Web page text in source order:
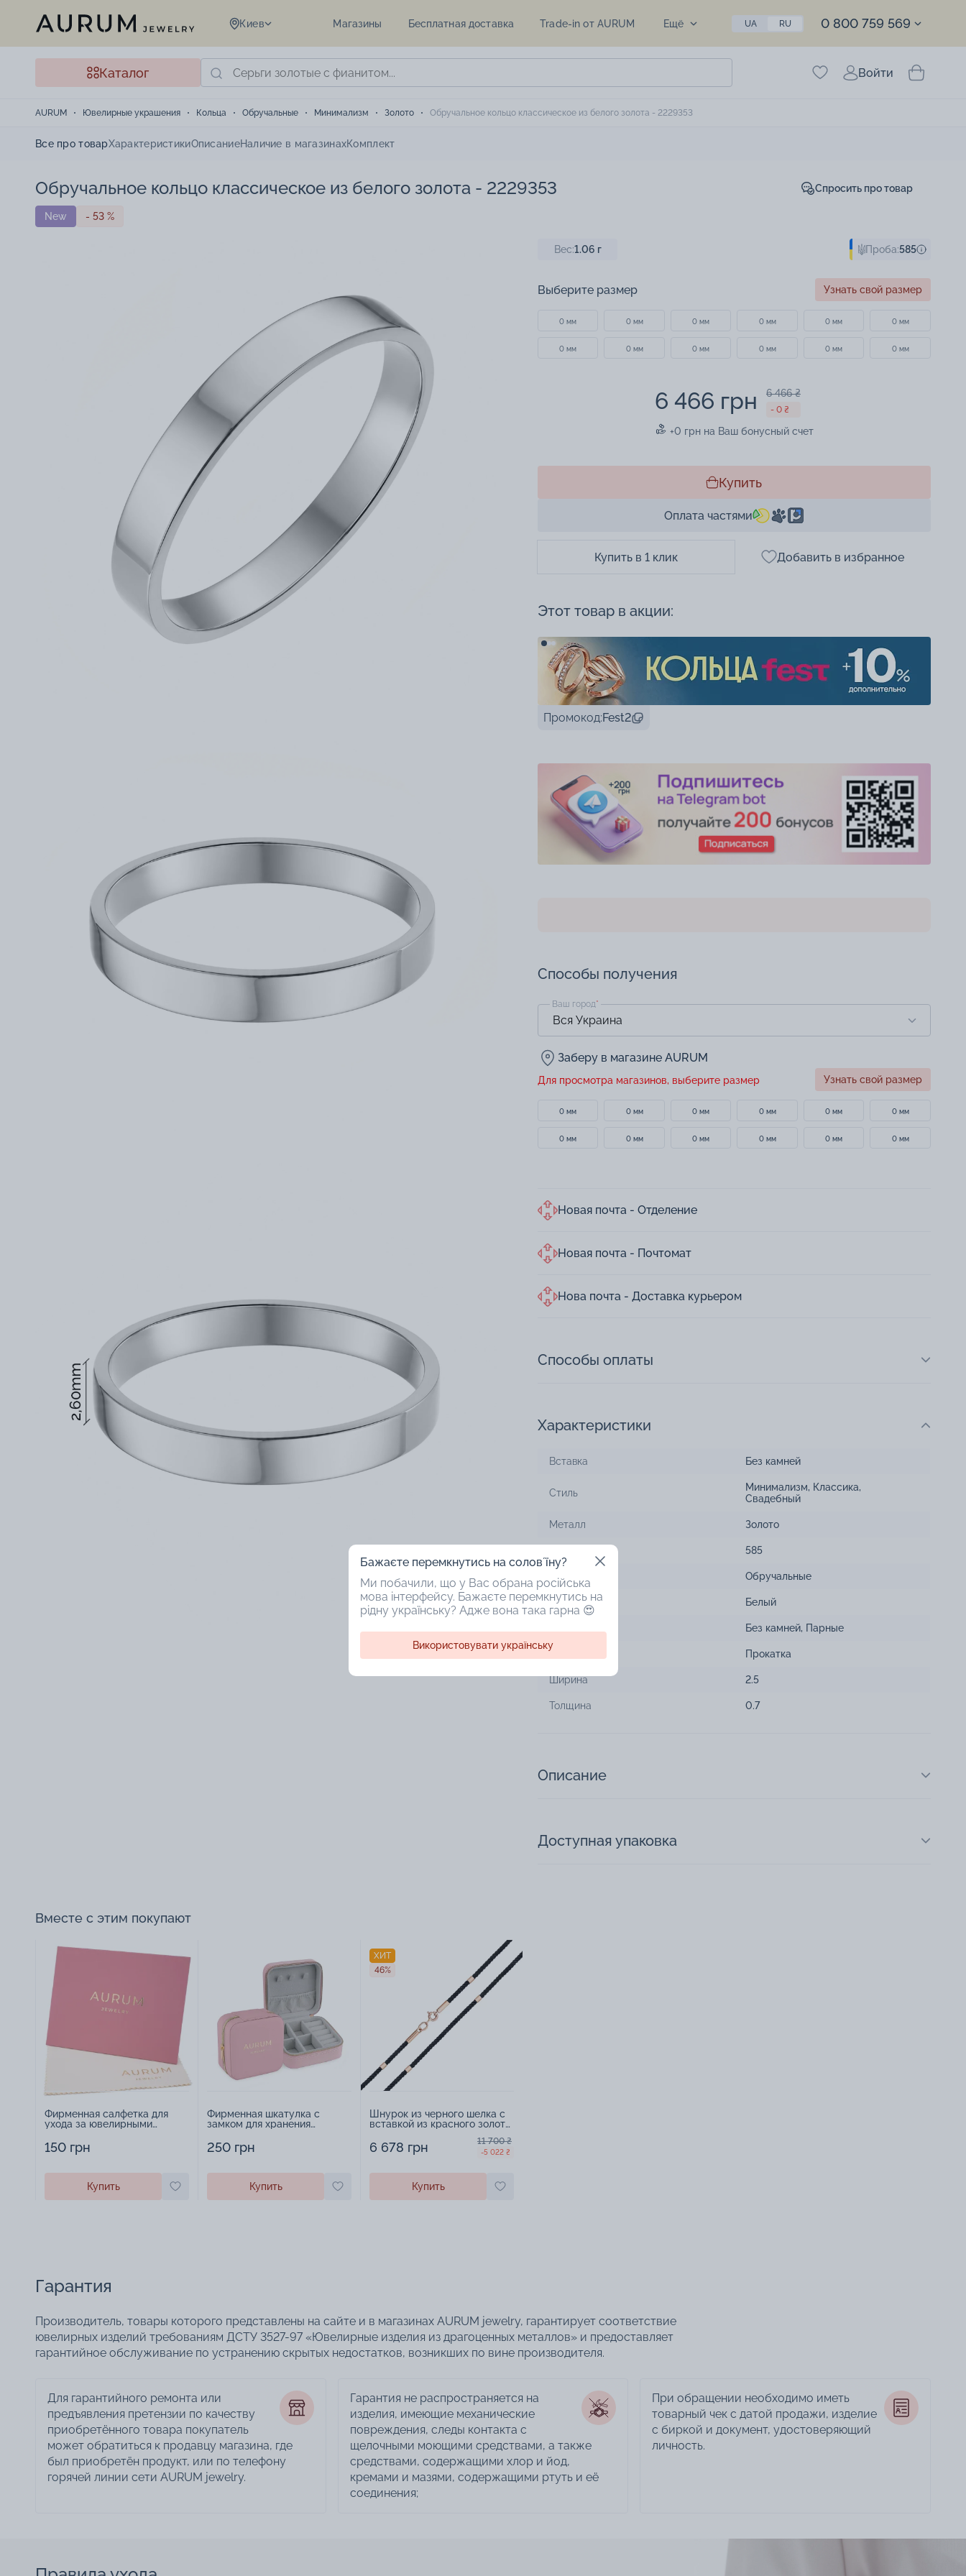
Киев Магазины Бесплатная доставка Trade-in от AURUM Ещё UA RU 0 800 759 569
Каталог Войти
AURUM Ювелирные украшения Кольца Обручальные Минимализм Золото Обручальное кольцо классическое из белого золота - 2229353
Все про товарХарактеристикиОписаниеНаличие в магазинахКомплект
Обручальное кольцо классическое из белого золота - 2229353
New - 53 %
Спросить про товар
Вес:1.06 г Проба:585
Выберите размер Узнать свой размер
0 мм 0 мм 0 мм 0 мм 0 мм 0 мм
0 мм 0 мм 0 мм 0 мм 0 мм 0 мм
6 466 грн 6 466 ₴
- 0 ₴
+0 грн на Ваш бонусный счет
Купить
Оплата частями
Купить в 1 клик Добавить в избранное
Этот товар в акции:
Промокод:Fest2
Способы получения
Ваш город*
Заберу в магазине AURUM
Для просмотра магазинов, выберите размер Узнать свой размер
0 мм 0 мм 0 мм 0 мм 0 мм 0 мм
0 мм 0 мм 0 мм 0 мм 0 мм 0 мм
Новая почта - Отделение
Новая почта - Почтомат
Нова почта - Доставка курьером
Способы оплаты
Характеристики
Вставка Без камней
Стиль Минимализм, Классика,
Свадебный
Металл Золото
585
Тип изделия Обручальные
Цвет металла Белый
Без камней, Парные
Технология Прокатка
Ширина 2.5
Толщина 0.7
Описание
Доступная упаковка
Вместе с этим покупают
Фирменная салфетка для
ухода за ювелирными
150 грн
Купить
Фирменная шкатулка с
замком для хранения
250 грн
Купить
ХИТ
46%
Шнурок из черного шелка с
вставкой из красного золота
6 678 грн 11 700 ₴
-5 022 ₴
Купить
Гарантия
Производитель, товары которого представлены на сайте и в магазинах AURUM jewelry, гарантирует соответствие
ювелирных изделий требованиям ДСТУ 3527-97 «Ювелирные изделия из драгоценных металлов» и предоставляет
гарантийное обслуживание по устранению скрытых недостатков, возникших по вине производителя.
Для гарантийного ремонта или
предъявления претензии по качеству
приобретённого товара покупатель
может обратиться к продавцу магазина, где
был приобретён продукт, или по телефону
горячей линии сети AURUM jewelry.
Гарантия не распространяется на
изделия, имеющие механические
повреждения, следы контакта с
щелочными моющими средствами, а также
средствами, содержащими хлор и йод,
кремами и мазями, содержащими ртуть и её
соединения;
При обращении необходимо иметь
товарный чек с датой продажи, изделие
с биркой и документ, удостоверяющий
личность.
Бажаєте перемкнутись на соловʼїну?
Ми побачили, що у Вас обрана російська
мова інтерфейсу. Бажаєте перемкнутись на
рідну українську? Адже вона така гарна 😍
Використовувати українську